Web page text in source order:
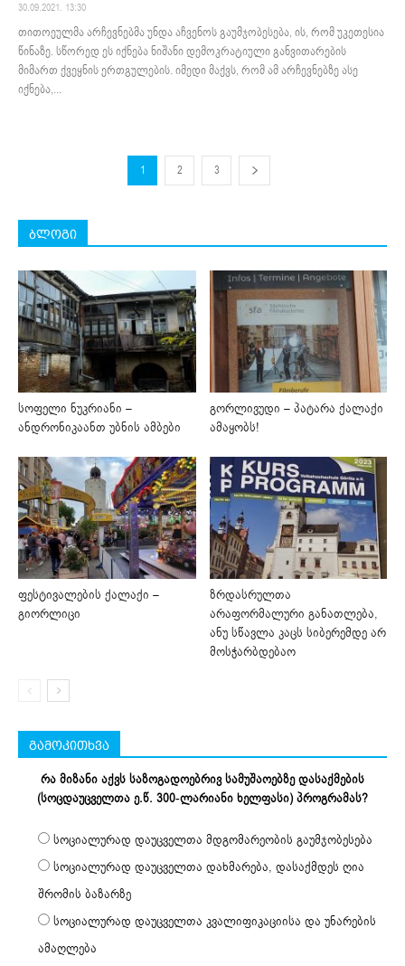
30.09.2021. 13:30
თითოეულმა არჩევნებმა უნდა აჩვენოს გაუმჯობესება, ის, რომ უკეთესია
წინაზე. სწორედ ეს იქნება ნიშანი დემოკრატიული განვითარების
მიმართ ქვეყნის ერთგულების. იმედი მაქვს, რომ ამ არჩევნებზე ასე
იქნება,...
1 2 3
ბლოგი
სოფელი ნუკრიანი –
ანდრონიკაანთ უბნის ამბები
გორლივუდი – პატარა ქალაქი
ამაყობს!
ფესტივალების ქალაქი –
გიორლიცი
ზრდასრულთა
არაფორმალური განათლება,
ანუ სწავლა კაცს სიბერემდე არ
მოსჭარბდებაო
გამოკითხვა
რა მიზანი აქვს საზოგადოებრივ სამუშაოებზე დასაქმების
(სოცდაუცველთა ე.წ. 300-ლარიანი ხელფასი) პროგრამას?
სოციალურად დაუცველთა მდგომარეობის გაუმჯობესება
სოციალურად დაუცველთა დახმარება, დასაქმდეს ღია
შრომის ბაზარზე
სოციალურად დაუცველთა კვალიფიკაციისა და უნარების
ამაღლება